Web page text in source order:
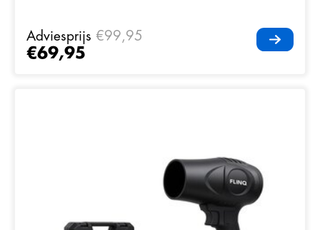
Adviesprijs €99,95
€69,95